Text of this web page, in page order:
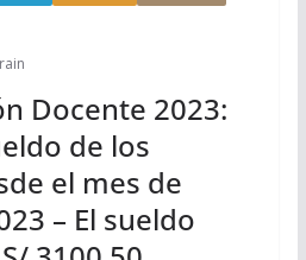
Docente 2023:
de los
el mes de
– El sueldo